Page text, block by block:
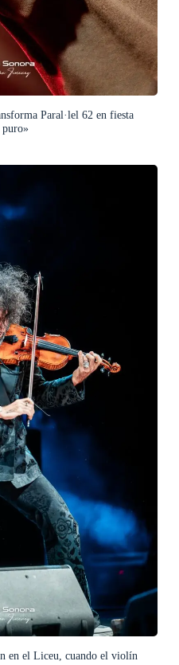
Paral·lel 62 en fiesta
en el Liceu, cuando el violín